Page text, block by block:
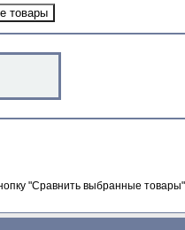
"Сравнить выбранные